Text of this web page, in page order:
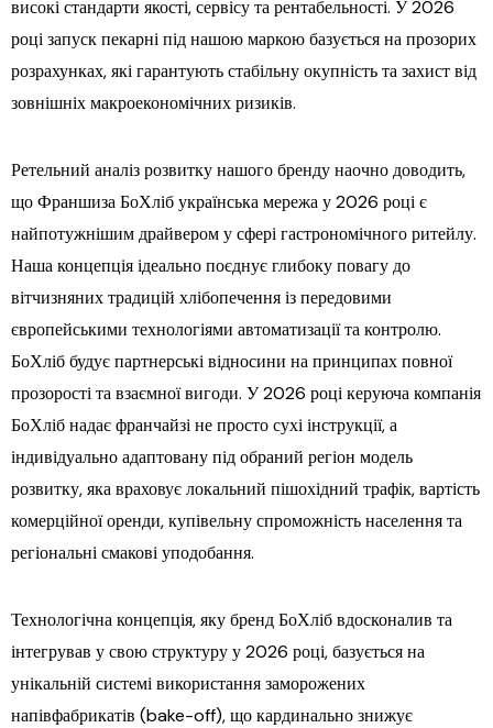
високі стандарти якості, сервісу та рентабельності. У 2026
році запуск пекарні під нашою маркою базується на прозорих
розрахунках, які гарантують стабільну окупність та захист від
зовнішніх макроекономічних ризиків.
Ретельний аналіз розвитку нашого бренду наочно доводить,
що Франшиза БоХліб українська мережа у 2026 році є
найпотужнішим драйвером у сфері гастрономічного ритейлу.
Наша концепція ідеально поєднує глибоку повагу до
вітчизняних традицій хлібопечення із передовими
європейськими технологіями автоматизації та контролю.
БоХліб будує партнерські відносини на принципах повної
прозорості та взаємної вигоди. У 2026 році керуюча компанія
БоХліб надає франчайзі не просто сухі інструкції, а
індивідуально адаптовану під обраний регіон модель
розвитку, яка враховує локальний пішохідний трафік, вартість
комерційної оренди, купівельну спроможність населення та
регіональні смакові уподобання.
Технологічна концепція, яку бренд БоХліб вдосконалив та
інтегрував у свою структуру у 2026 році, базується на
унікальній системі використання заморожених
напівфабрикатів (bake-off), що кардинально знижує